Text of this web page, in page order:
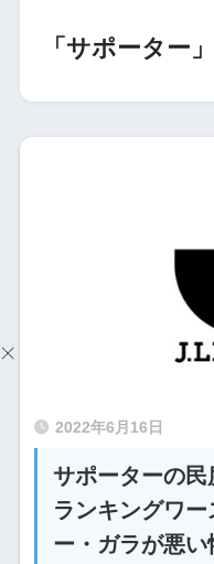
「サポーター
2022年6月16日
サポーターの
ランキングワ
ー・ガラが悪